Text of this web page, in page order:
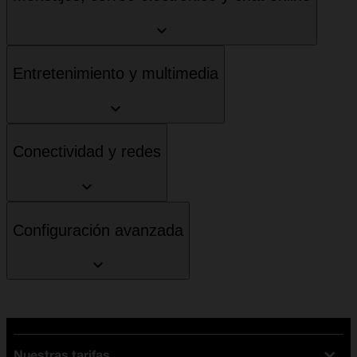
Entretenimiento y multimedia
Conectividad y redes
Configuración avanzada